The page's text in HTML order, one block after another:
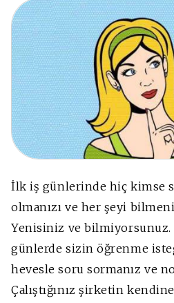
İlk iş günlerinde hiç kimse
olmanızı ve her şeyi
Yenisiniz ve
günlerde sizin öğrenme
hevesle soru sormanız ve
Çalıştığınız şirketin